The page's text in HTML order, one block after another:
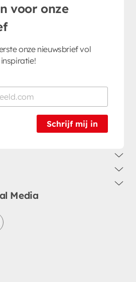
voor onze
onze nieuwsbrief vol
Schrijf mij in
Media